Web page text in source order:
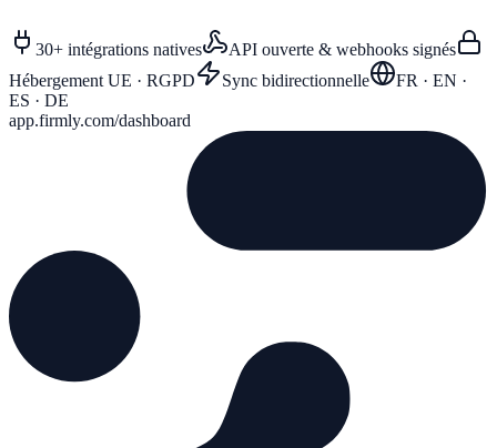
30+ intégrations natives
API ouverte & webhooks signés
Hébergement UE · RGPD
Sync bidirectionnelle
FR · EN ·
ES · DE
app.firmly.com/dashboard